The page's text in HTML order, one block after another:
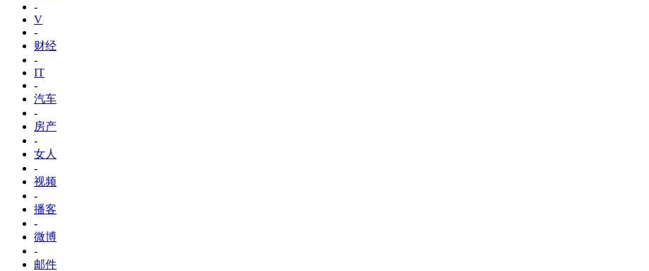
-
V
-
财经
-
IT
-
汽车
-
房产
-
女人
-
视频
-
播客
-
微博
-
邮件